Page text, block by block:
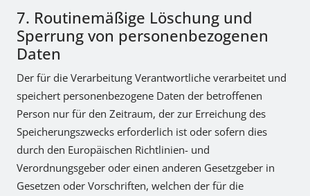
7. Routinemäßige Löschung und
Sperrung von personenbezogenen
Daten
Der für die Verarbeitung Verantwortliche verarbeitet und
speichert personenbezogene Daten der betroffenen
Person nur für den Zeitraum, der zur Erreichung des
Speicherungszwecks erforderlich ist oder sofern dies
durch den Europäischen Richtlinien- und
Verordnungsgeber oder einen anderen Gesetzgeber in
Gesetzen oder Vorschriften, welchen der für die